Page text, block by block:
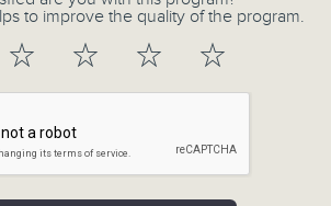
to improve the quality of the program.
☆ ☆ ☆ ☆